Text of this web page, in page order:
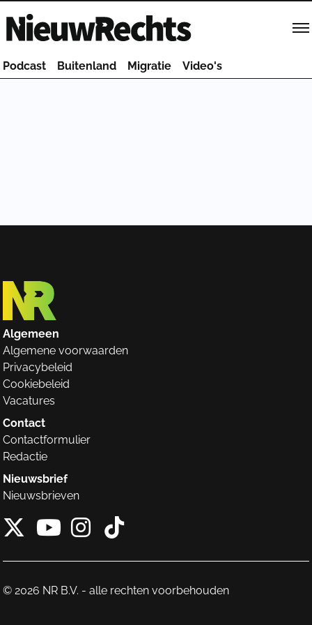
Homepage van NieuwRechts
Podcast Buitenland Migratie Video's
Algemeen
Algemene voorwaarden
Privacybeleid
Cookiebeleid
Vacatures
Contact
Contactformulier
Redactie
Nieuwsbrief
Nieuwsbrieven
X van NieuwRechts
Instagram van
Tiktok van
© 2026 NR B.V. - alle rechten voorbehouden